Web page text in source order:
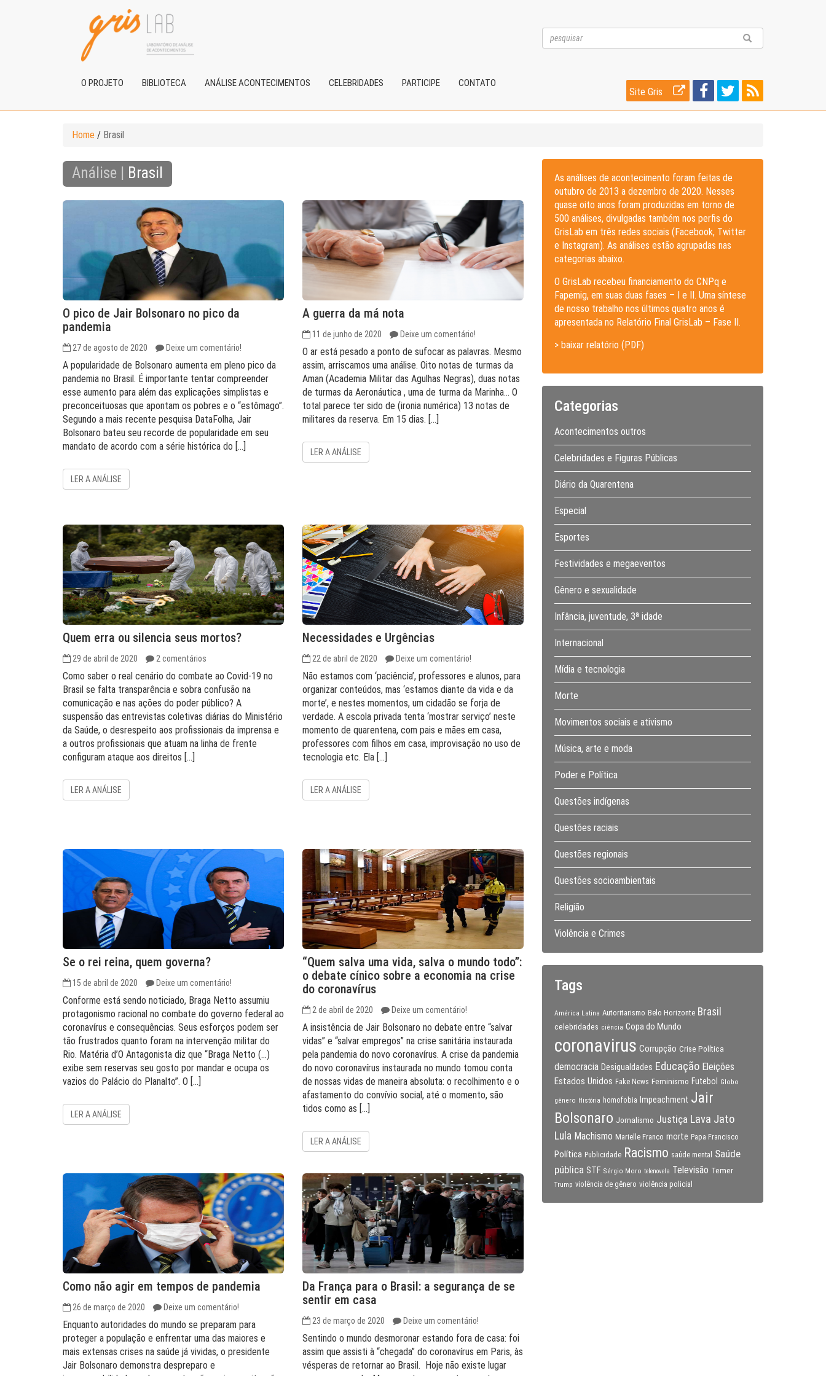
O PROJETO BIBLIOTECA ANÁLISE ACONTECIMENTOS CELEBRIDADES PARTICIPE CONTATO
Site Gris
Home / Brasil
Análise | Brasil
O pico de Jair Bolsonaro no pico da
pandemia
27 de agosto de 2020 Deixe um comentário!
A popularidade de Bolsonaro aumenta em pleno pico da
pandemia no Brasil. É importante tentar compreender
esse aumento para além das explicações simplistas e
preconceituosas que apontam os pobres e o “estômago”.
Segundo a mais recente pesquisa DataFolha, Jair
Bolsonaro bateu seu recorde de popularidade em seu
mandato de acordo com a série histórica do […]
LER A ANÁLISE
A guerra da má nota
11 de junho de 2020 Deixe um comentário!
O ar está pesado a ponto de sufocar as palavras. Mesmo
assim, arriscamos uma análise. Oito notas de turmas da
Aman (Academia Militar das Agulhas Negras), duas notas
de turmas da Aeronáutica , uma de turma da Marinha… O
total parece ter sido de (ironia numérica) 13 notas de
militares da reserva. Em 15 dias. […]
LER A ANÁLISE
Quem erra ou silencia seus mortos?
29 de abril de 2020 2 comentários
Como saber o real cenário do combate ao Covid-19 no
Brasil se falta transparência e sobra confusão na
comunicação e nas ações do poder público? A
suspensão das entrevistas coletivas diárias do Ministério
da Saúde, o desrespeito aos profissionais da imprensa e
a outros profissionais que atuam na linha de frente
configuram ataque aos direitos […]
LER A ANÁLISE
Necessidades e Urgências
22 de abril de 2020 Deixe um comentário!
Não estamos com ‘paciência’, professores e alunos, para
organizar conteúdos, mas ‘estamos diante da vida e da
morte’, e nestes momentos, um cidadão se forja de
verdade. A escola privada tenta ‘mostrar serviço’ neste
momento de quarentena, com pais e mães em casa,
professores com filhos em casa, improvisação no uso de
tecnologia etc. Ela […]
LER A ANÁLISE
Se o rei reina, quem governa?
15 de abril de 2020 Deixe um comentário!
Conforme está sendo noticiado, Braga Netto assumiu
protagonismo racional no combate do governo federal ao
coronavírus e consequências. Seus esforços podem ser
tão frustrados quanto foram na intervenção militar do
Rio. Matéria d’O Antagonista diz que “Braga Netto (…)
exibe sem reservas seu gosto por mandar e ocupa os
vazios do Palácio do Planalto”. O […]
LER A ANÁLISE
“Quem salva uma vida, salva o mundo todo”:
o debate cínico sobre a economia na crise
do coronavírus
2 de abril de 2020 Deixe um comentário!
A insistência de Jair Bolsonaro no debate entre “salvar
vidas” e “salvar empregos” na crise sanitária instaurada
pela pandemia do novo coronavírus. A crise da pandemia
do novo coronavírus instaurada no mundo tomou conta
de nossas vidas de maneira absoluta: o recolhimento e o
afastamento do convívio social, até o momento, são
tidos como as […]
LER A ANÁLISE
Como não agir em tempos de pandemia
26 de março de 2020 Deixe um comentário!
Enquanto autoridades do mundo se preparam para
proteger a população e enfrentar uma das maiores e
mais extensas crises na saúde já vividas, o presidente
Jair Bolsonaro demonstra despreparo e
Da França para o Brasil: a segurança de se
sentir em casa
23 de março de 2020 Deixe um comentário!
Sentindo o mundo desmoronar estando fora de casa: foi
assim que assisti à “chegada” do coronavírus em Paris, às
vésperas de retornar ao Brasil. Hoje não existe lugar
As análises de acontecimento foram feitas de
outubro de 2013 a dezembro de 2020. Nesses
quase oito anos foram produzidas em torno de
500 análises, divulgadas também nos perfis do
GrisLab em três redes sociais (Facebook, Twitter
e Instagram). As análises estão agrupadas nas
categorias abaixo.
O GrisLab recebeu financiamento do CNPq e
Fapemig, em suas duas fases – I e II. Uma síntese
de nosso trabalho nos últimos quatro anos é
apresentada no Relatório Final GrisLab – Fase II.
> baixar relatório (PDF)
Categorias
Acontecimentos outros
Celebridades e Figuras Públicas
Diário da Quarentena
Especial
Esportes
Festividades e megaeventos
Gênero e sexualidade
Infância, juventude, 3ª idade
Internacional
Mídia e tecnologia
Morte
Movimentos sociais e ativismo
Música, arte e moda
Poder e Política
Questões indígenas
Questões raciais
Questões regionais
Questões socioambientais
Religião
Violência e Crimes
Tags
América Latina Autoritarismo Belo Horizonte Brasil
celebridades ciência Copa do Mundo
coronavirus Corrupção Crise Política
democracia Desigualdades Educação Eleições
Estados Unidos Fake News Feminismo Futebol Globo
gênero História homofobia Impeachment Jair
Bolsonaro Jornalismo Justiça Lava Jato
Lula Machismo Marielle Franco morte Papa Francisco
Política Publicidade Racismo saúde mental
Saúde
pública STF Sérgio Moro telenovela Televisão Temer
Trump violência de gênero violência policial